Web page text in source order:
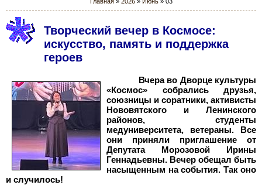
Творческий вечер в Космосе:
искусство, память и поддержка
героев
Вчера во Дворце культуры
«Космос» собрались друзья,
союзницы и соратники, активисты
Нововятского и Ленинского
районов, студенты
медуниверситета, ветераны. Все
они приняли приглашение от
Депутата Морозовой Ирины
Геннадьевны. Вечер обещал быть
насыщенным на события. Так оно
и случилось!